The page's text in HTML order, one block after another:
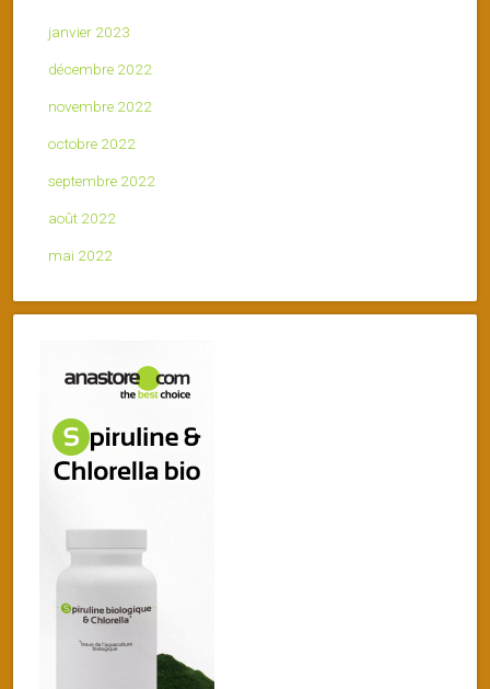
janvier 2023
décembre 2022
novembre 2022
octobre 2022
septembre 2022
août 2022
mai 2022